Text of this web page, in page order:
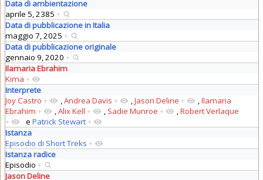
Data di ambientazione
aprile 5, 2385 +
Data di pubblicazione in Italia
maggio 7, 2025 +
Data di pubblicazione originale
gennaio 9, 2020 +
Ilamaria Ebrahim
Kima +
Interprete
Joy Castro + ,Andrea Davis + ,Jason Deline + ,Ilamaria
Ebrahim + ,Alix Kell + , Sadie Munroe + ,Robert Verlaque
+
e Patrick Stewart+
Istanza
Episodio di Short Treks +
Istanza radice
Episodio +
Jason Deline